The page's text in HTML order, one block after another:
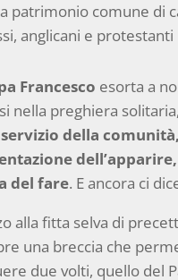
patrimonio comune di
anglicani e protestanti
Francesco esorta a
nella preghiera
della
del fare. E ancora ci
alla fitta selva di
una breccia che
due volti, quello del